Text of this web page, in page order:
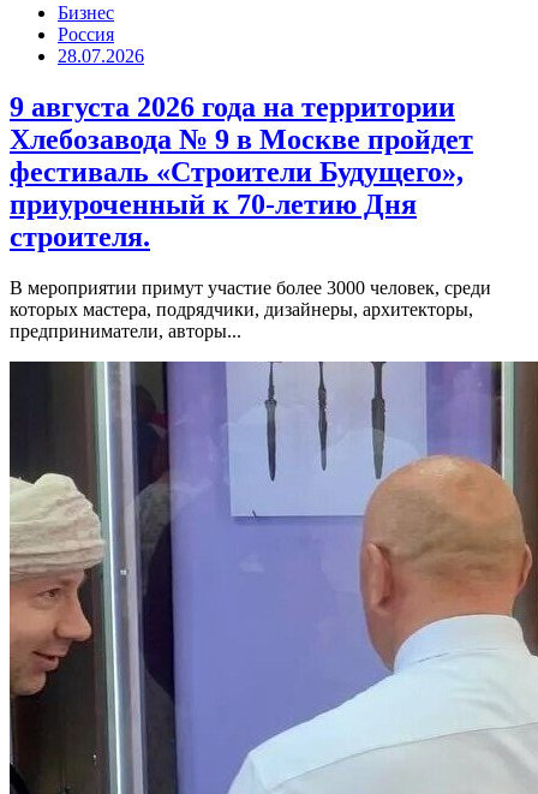
Бизнес
Россия
28.07.2026
9 августа 2026 года на территории
Хлебозавода № 9 в Москве пройдет
фестиваль «Строители Будущего»,
приуроченный к 70-летию Дня
строителя.
В мероприятии примут участие более 3000 человек, среди
которых мастера, подрядчики, дизайнеры, архитекторы,
предприниматели, авторы...